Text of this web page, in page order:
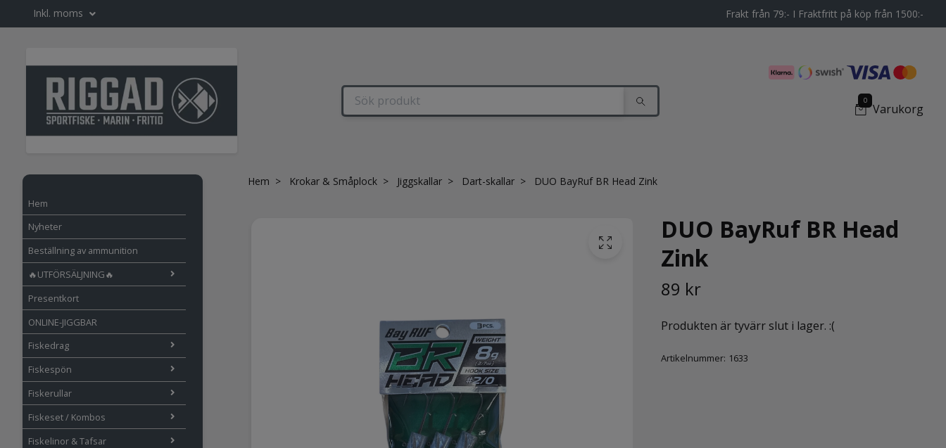
Inkl. moms Frakt från 79:- I Fraktfritt på köp från 1500:-
0
Varukorg
Hem
Nyheter
Beställning av ammunition
🔥UTFÖRSÄLJNING🔥
Presentkort
ONLINE-JIGGBAR
Fiskedrag
Fiskespön
Fiskerullar
Fiskeset / Kombos
Fiskelinor & Tafsar
Hem Krokar & Småplock Jiggskallar Dart-skallar DUO BayRuf BR Head Zink
DUO BayRuf BR Head
Zink
89 kr
Produkten är tyvärr slut i lager. :(
Artikelnummer: 1633